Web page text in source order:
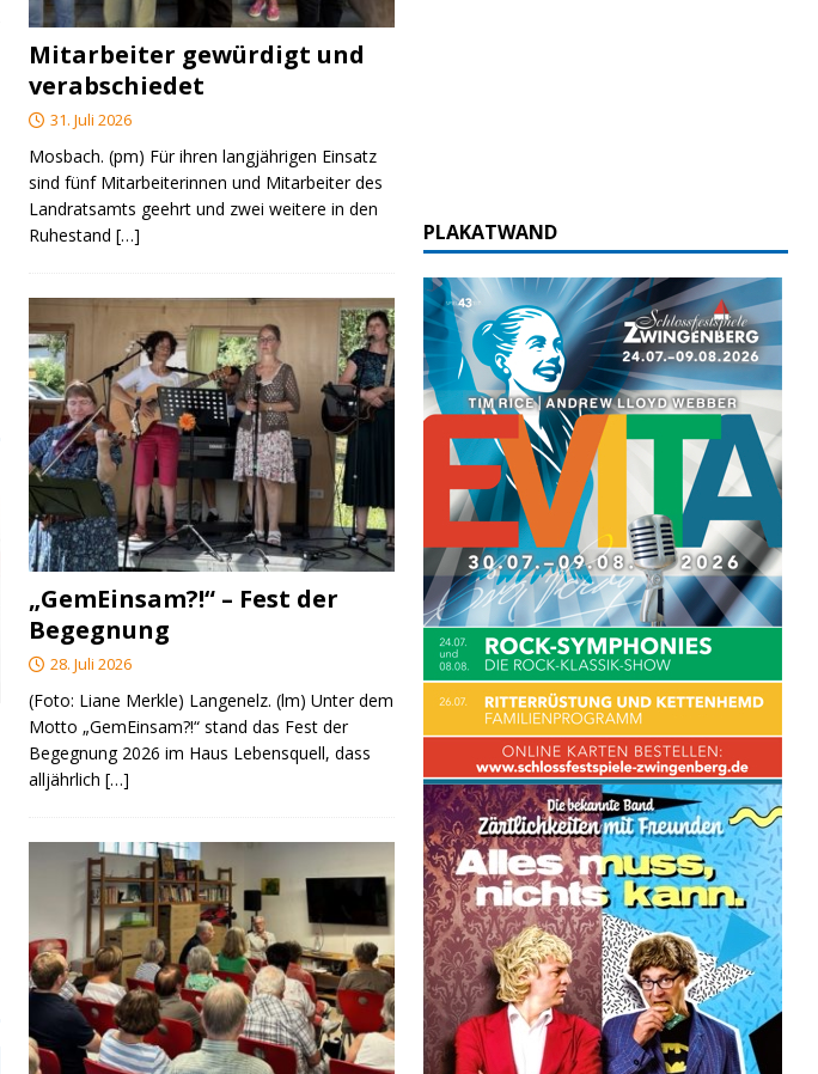
Mitarbeiter gewürdigt und
verabschiedet
31. Juli 2026
Mosbach. (pm) Für ihren langjährigen Einsatz
sind fünf Mitarbeiterinnen und Mitarbeiter des
Landratsamts geehrt und zwei weitere in den
Ruhestand[…]
„GemEinsam?!“ – Fest der
Begegnung
28. Juli 2026
(Foto: Liane Merkle) Langenelz. (lm) Unter dem
Motto „GemEinsam?!“ stand das Fest der
Begegnung 2026 im Haus Lebensquell, dass
alljährlich[…]
PLAKATWAND